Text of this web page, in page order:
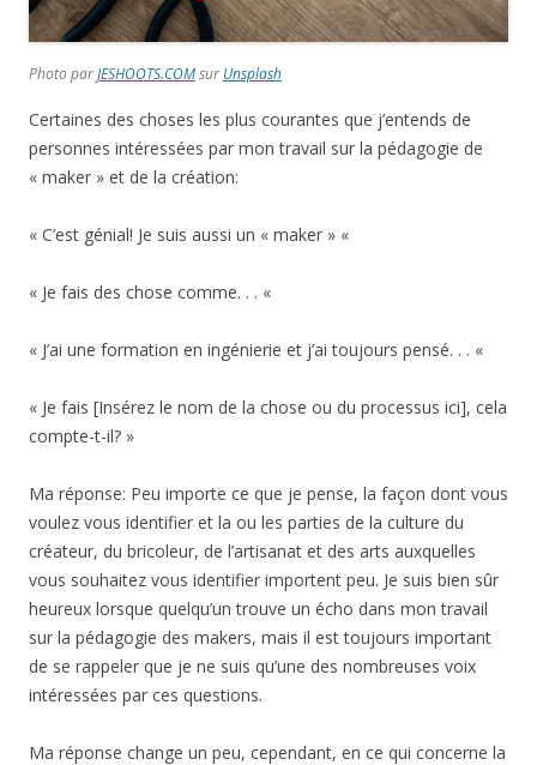
Photo parJESHOOTS.COMsur Unsplash
Certaines des choses les plus courantes que j’entends de
personnes intéressées par mon travail sur la pédagogie de
« maker » et de la création:
« C’est génial! Je suis aussi un « maker » «
« Je fais des chose comme. . . «
« J’ai une formation en ingénierie et j’ai toujours pensé. . . «
« Je fais [Insérez le nom de la chose ou du processus ici], cela
compte-t-il? »
Ma réponse: Peu importe ce que je pense, la façon dont vous
voulez vous identifier et la ou les parties de la culture du
créateur, du bricoleur, de l’artisanat et des arts auxquelles
vous souhaitez vous identifier importent peu. Je suis bien sûr
heureux lorsque quelqu’un trouve un écho dans mon travail
sur la pédagogie des makers, mais il est toujours important
de se rappeler que je ne suis qu’une des nombreuses voix
intéressées par ces questions.
Ma réponse change un peu, cependant, en ce qui concerne la